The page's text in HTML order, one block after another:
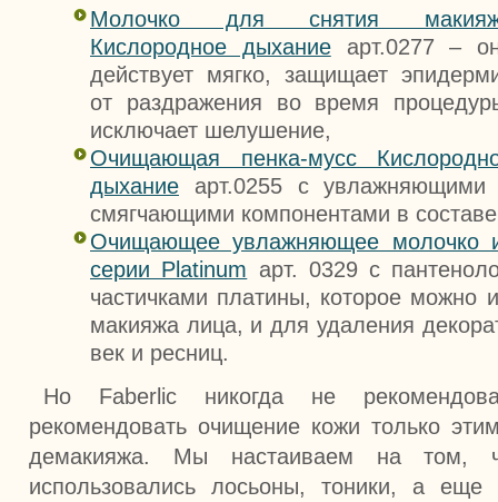
Молочко для снятия
Кислородное дыханиеарт.0277 –
действует мягко, защищает
от раздражения во время
исключает шелушение,
Очищающая пенка-мусс
дыхание арт.0255 с увлажняющими
смягчающими компонентами в
Очищающее увлажняющее молочко
серии Platinum арт. 0329 с
частичками платины, которое можно
макияжа лица, и для удаления
век и ресниц.
Но Faberlic никогда не
рекомендовать очищение кожи только
демакияжа. Мы настаиваем на том,
использовались лосьоны, тоники, а